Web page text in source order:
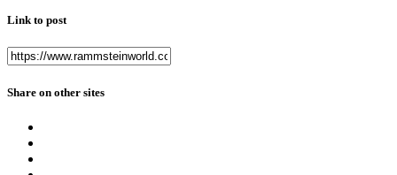
Link to post
Share on other sites